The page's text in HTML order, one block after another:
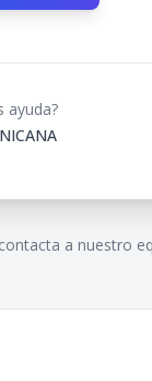
ayuda?
a nuestro